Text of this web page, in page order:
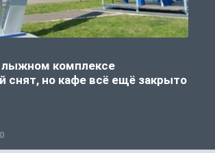
лыжном комплексе
снят, но кафе всё ещё закрыто